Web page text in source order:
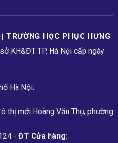
TRƯỜNG HỌC PHỤC H­ƯNG
KH&ĐT TP. Hà Nội cấp ngày
Hà Nội.
thị mới Hoàng Văn Thụ, phường
- ĐT Cửa hàng: